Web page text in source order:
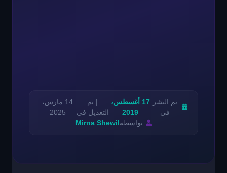
تم النشر
في
17 أغسطس،
2019
| تم
التعديل في
14 مارس،
2025
بواسطة Mirna Shewil